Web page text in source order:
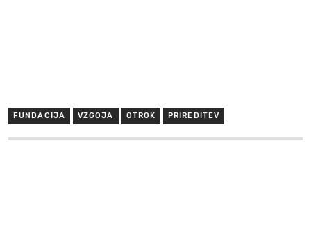
FUNDACIJA VZGOJA OTROK PRIREDITEV